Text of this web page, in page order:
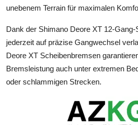
unebenem Terrain für maximalen
Dank der Shimano Deore XT 12-
jederzeit auf präzise Gangwechsel
Deore XT Scheibenbremsen
Bremsleistung auch unter extremen
oder schlammigen Strecken.